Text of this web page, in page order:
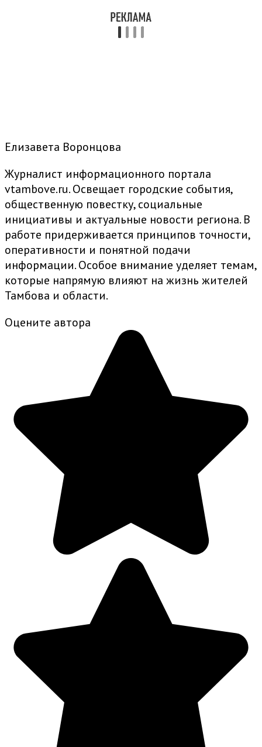
Елизавета Воронцова
Журналист информационного портала
vtambove.ru. Освещает городские события,
общественную повестку, социальные
инициативы и актуальные новости региона. В
работе придерживается принципов точности,
оперативности и понятной подачи
информации. Особое внимание уделяет темам,
которые напрямую влияют на жизнь жителей
Тамбова и области.
Оцените автора